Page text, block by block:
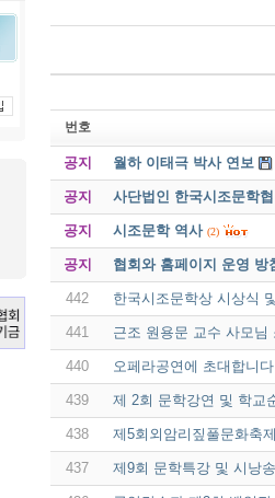
번호
공지 월하 이태극 박사 연보
공지 사단법인 한국시조문학
공지 시조문학 역사 (2)
공지 협회와 홈페이지 운영 방
442 한국시조문학상 시상식
441 근조 원용문 교수 사모님
440 오페라공연에 초대합니다
439 제 2회 문학강연 및 학교
438 제5회외암리짚풀문화축
437 제9회 문학특강 및 시낭